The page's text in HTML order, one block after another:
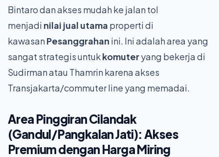
Bintaro dan akses mudah ke jalan tol
menjadi nilai jual utama properti di
kawasanPesanggrahan ini. Ini adalah area yang
sangat strategis untukkomuteryang bekerja di
Sudirman atau Thamrin karena akses
Transjakarta/commuter line yang memadai.
Area Pinggiran Cilandak
(Gandul/Pangkalan Jati): Akses
Premium dengan Harga Miring